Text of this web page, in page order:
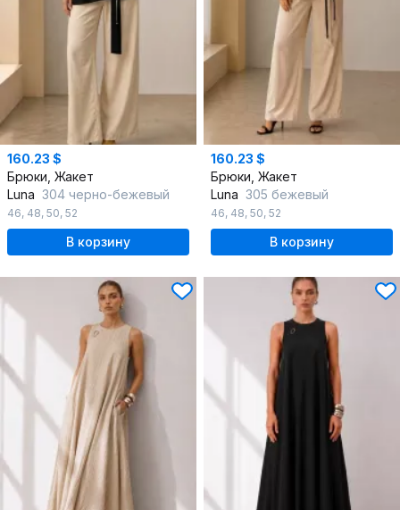
160.23 $
Брюки, Жакет
Luna 304 черно-бежевый
46, 48, 50, 52
В корзину
160.23 $
Брюки, Жакет
Luna 305 бежевый
46, 48, 50, 52
В корзину